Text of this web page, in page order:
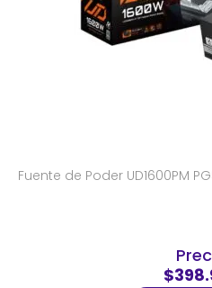
Fuente de Poder UD1600PM